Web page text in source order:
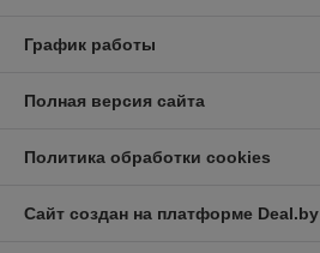
График работы
Полная версия сайта
Политика обработки cookies
Сайт создан на платформе Deal.by